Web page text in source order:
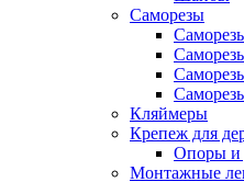
Саморезы
Кляймеры
Крепеж для
Опоры и
Монтажные